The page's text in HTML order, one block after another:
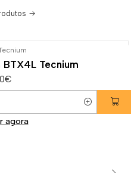
BTX4L Tecnium
agora